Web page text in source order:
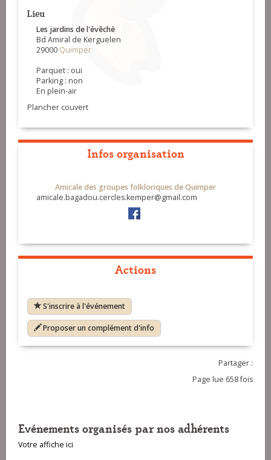
Lieu
Les jardins de l'évêché
Bd Amiral de Kerguelen
29000 Quimper
Parquet : oui
Parking : non
En plein-air
Plancher couvert
Infos organisation
Amicale des groupes folkloriques de Quimper
amicale.bagadou.cercles.kemper@gmail.com
Actions
S'inscrire à l'événement
Proposer un complément d'info
Partager :
Page lue 658 fois
Evénements organisés par nos adhérents
Votre affiche ici